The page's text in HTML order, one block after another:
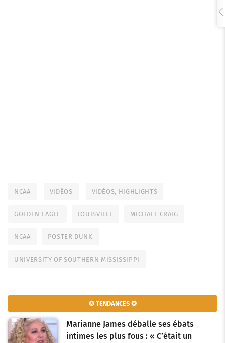
NCAA VIDÉOS VIDÉOS, HIGHLIGHTS
GOLDEN EAGLE LOUISVILLE MICHAEL CRAIG
NCAA POSTER DUNK
UNIVERSITY OF SOUTHERN MISSISSIPPI
✪ TENDANCES ✪
Marianne James déballe ses ébats
intimes les plus fous : « C’était un